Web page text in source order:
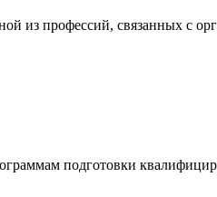
из профессий, связанных с
подготовки